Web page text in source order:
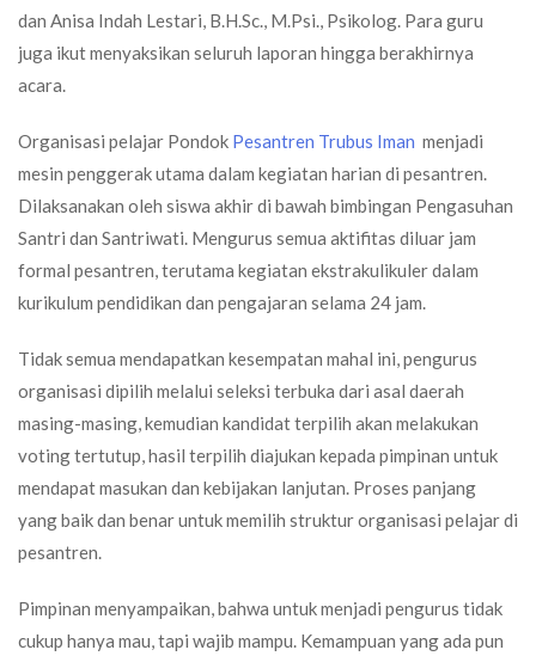
dan Anisa Indah Lestari, B.H.Sc., M.Psi., Psikolog. Para guru
juga ikut menyaksikan seluruh laporan hingga berakhirnya
acara.
Organisasi pelajar Pondok Pesantren Trubus Iman menjadi
mesin penggerak utama dalam kegiatan harian di pesantren.
Dilaksanakan oleh siswa akhir di bawah bimbingan Pengasuhan
Santri dan Santriwati. Mengurus semua aktifitas diluar jam
formal pesantren, terutama kegiatan ekstrakulikuler dalam
kurikulum pendidikan dan pengajaran selama 24 jam.
Tidak semua mendapatkan kesempatan mahal ini, pengurus
organisasi dipilih melalui seleksi terbuka dari asal daerah
masing-masing, kemudian kandidat terpilih akan melakukan
voting tertutup, hasil terpilih diajukan kepada pimpinan untuk
mendapat masukan dan kebijakan lanjutan. Proses panjang
yang baik dan benar untuk memilih struktur organisasi pelajar di
pesantren.
Pimpinan menyampaikan, bahwa untuk menjadi pengurus tidak
cukup hanya mau, tapi wajib mampu. Kemampuan yang ada pun